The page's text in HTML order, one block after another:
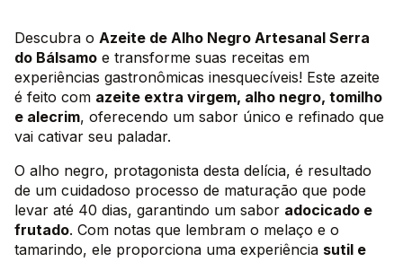
Descubra o Azeite de Alho Negro Artesanal Serra
do Bálsamo e transforme suas receitas em
experiências gastronômicas inesquecíveis! Este azeite
é feito com azeite extra virgem, alho negro, tomilho
e alecrim, oferecendo um sabor único e refinado que
vai cativar seu paladar.
O alho negro, protagonista desta delícia, é resultado
de um cuidadoso processo de maturação que pode
levar até 40 dias, garantindo um sabor adocicado e
frutado. Com notas que lembram o melaço e o
tamarindo, ele proporciona uma experiência sutil e